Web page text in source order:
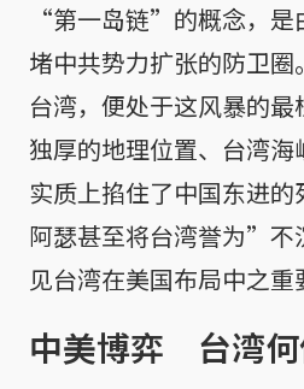
“第一岛链”的概念，是
堵中共势力扩张的防卫
台湾，便处于这风暴的
独厚的地理位置、台湾海
实质上掐住了中国东进
阿瑟甚至将台湾誉为”
见台湾在美国布局中之重
中美博弈 台湾何